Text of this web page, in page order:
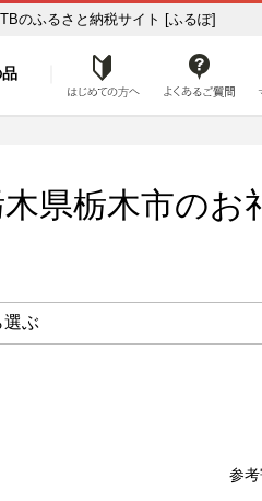
ンをＧＥＴ！ - JTBのふるさと納税サイト [ふるぽ]
はじめての方へ
県栃木市のお
参